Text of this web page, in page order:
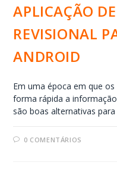
APLICAÇÃO
REVISIONAL
ANDROID
Em uma época em que
forma rápida a
são boas alternativas
0 COMENTÁRIOS